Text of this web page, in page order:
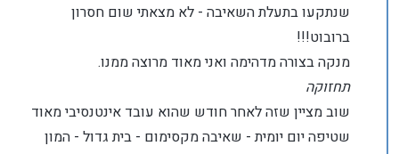
שנתקעו בתעלת השאיבה - לא מצאתי שום חסרון
ברובוט!!!
מנקה בצורה מדהימה ואני מאוד מרוצה ממנו.
תחזוקה
שוב מציין שזה לאחר חודש שהוא עובד אינטנסיבי מאוד
שטיפה יום יומית - שאיבה מקסימום - בית גדול - המון